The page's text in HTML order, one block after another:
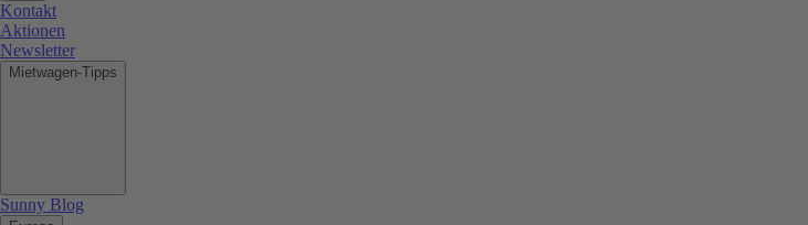
Kontakt
Aktionen
Newsletter
Mietwagen-Tipps
Sunny Blog